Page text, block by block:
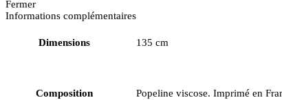
Fermer
Informations complémentaires
Dimensions 135 cm
Composition Popeline viscose. Imprimé en